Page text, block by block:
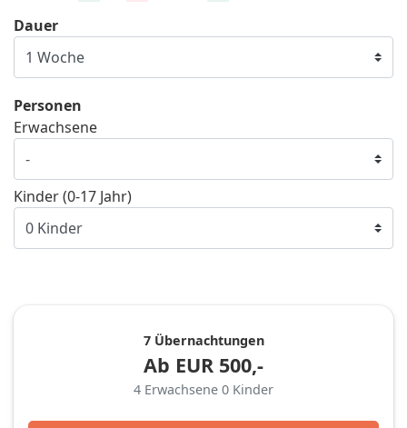
Dauer
Personen
Erwachsene
Kinder (0-17 Jahr)
7 Übernachtungen
Ab EUR 500,-
4 Erwachsene 0 Kinder